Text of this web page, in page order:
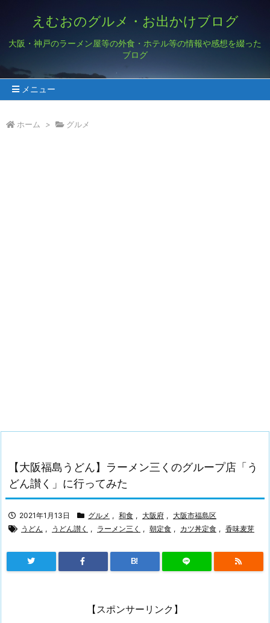
えむおのグルメ・お出かけブログ
大阪・神戸のラーメン屋等の外食・ホテル等の情報や感想を綴った
ブログ
メニュー
ホーム > グルメ
【大阪福島うどん】ラーメン三くのグループ店「う
どん讃く」に行ってみた
2021年1月13日 グルメ , 和食 , 大阪府 , 大阪市福島区
うどん , うどん讃く , ラーメン三く , 朝定食 , カツ丼定食 , 香味麦芽
B!
【スポンサーリンク】